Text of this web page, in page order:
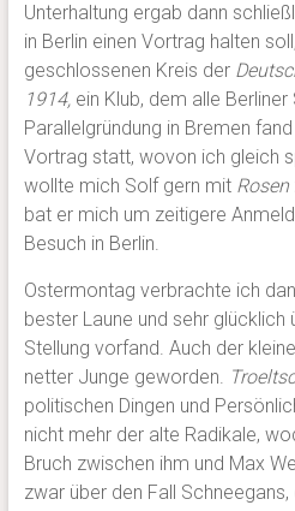
Unterhaltung ergab dann
in Berlin einen Vortrag halten
geschlossenen Kreis der
1914,ein Klub, dem alle
Parallelgründung in Bremen
Vortrag statt, wovon ich gleich
wollte mich Solf gern mit Rosen
bat er mich um zeitigere
Besuch in Berlin.
Ostermontag verbrachte ich
bester Laune und sehr glücklich
Stellung vorfand. Auch der
netter Junge geworden.
politischen Dingen und
nicht mehr der alte Radikale,
Bruch zwischen ihm und Max
zwar über den Fall